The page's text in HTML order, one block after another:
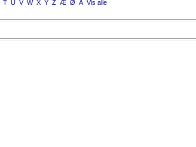
T U V W X Y Z Æ Ø Å Vis alle